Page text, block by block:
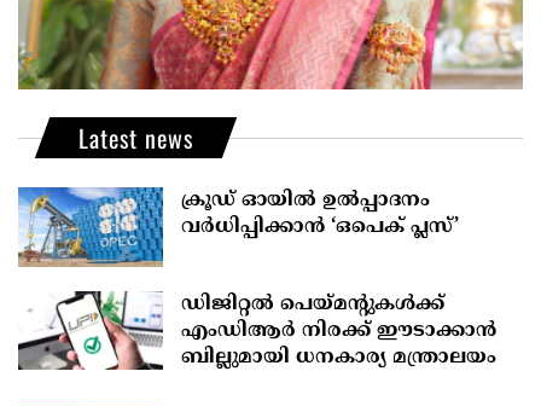
Latest news
ക്രൂഡ് ഓയിൽ ഉൽപ്പാദനം
വർധിപ്പിക്കാൻ ‘ഒപെക് പ്ലസ്’
ഡിജിറ്റൽ പെയ്മന്റുകൾക്ക്
എംഡിആർ നിരക്ക് ഈടാക്കാൻ
ബില്ലുമായി ധനകാര്യ മന്ത്രാലയം